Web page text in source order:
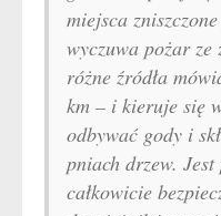
miejsca
wyczuwa pożar ze
różne źródła
km – i kieruje się
odbywać gody i
pniach drzew.
całkowicie